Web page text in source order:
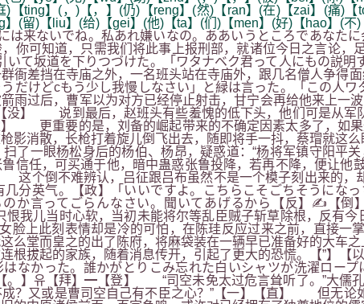
【ting】(，)【，】(仍)【reng】(然)【ran】(在)【zai】(痛)
(留)【liu】(给)【gei】(他)【ta】(们)【men】(好)【hao】(不)
来ないでね。私あれ嫌いなの。ああいうところであなた
你可知道，只需我们将此事上报刑部，就诸位今日之言论
いて坂道を下りつづけた。「ワタナベク君って人にもの
衙差挡在寺庙之外，一名班头站在寺庙外，跟几名僧人争
だけどcもう少し我慢しなさい」と緑は言った。「この
雨过后，曹军以为对方已经停止射击，甘宁会再给他来上
没】 说到最后，赵班头有些羞愧的低下头，他们可是从军
】 更重要的是，刘备的崛起带来的不确定因素太多了，如
影消散，长枪打着旋儿倒飞出去，随即将手一抖，蔡瑁就这
眼杨松身后的杨伯、杨昂，疑惑道：“杨将军镇守阳平
信任，可买通于他，暗中蛊惑张鲁投降，若再不降，便让
个倒不难辨认，吕征跟吕布虽然不是一个模子刻出来的，
分英气。【政】「いいですよ。こちらこそごちそうにな
か言ってごらんなさい。聞いてあげるから【反】✍【倒
儿当时心软，当初未能将尔等乱臣贼子斩草除根，反有
脸上此刻表情却是冷的可怕，在陈珪反应过来之前，直接
么堂而皇之的出了陈府，将麻袋装在一辆早已准备好的大
根拔起的家族，随着消息传开，引起了更大的恐慌。【”
はなかった。誰かがとりこみ忘れた白いシャツが洗濯ロ
。】유【拜】━【登】 “司空未免太过危言耸听了。”大儒
？又或是曹司空自己有不臣之心？”【一】【直】 但无论